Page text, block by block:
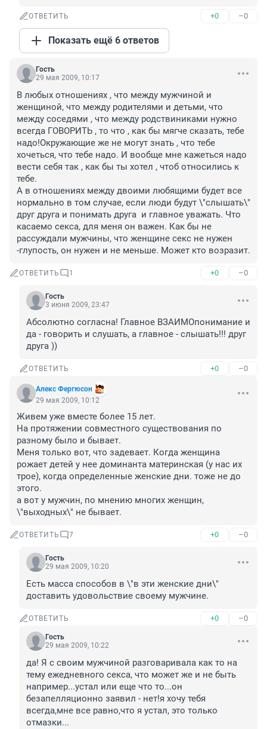
ОТВЕТИТЬ +0 –0
Показать ещё 6 ответов
Гость
29 мая 2009, 10:17
В любых отношениях , что между мужчиной и
женщиной, что между родителями и детьми, что
между соседями , что между родствиниками нужно
всегда ГОВОРИТЬ , то что , как бы мягче сказать, тебе
надо!Окружающие же не могут знать , что тебе
хочеться, что тебе надо. И вообще мне кажеться надо
вести себя так , как бы ты хотел , чтоб относились к
тебе.
А в отношениях между двоими любящими будет все
нормально в том случае, если люди будут \"слышать\"
друг друга и понимать друга  и главное уважать. Что
касаемо секса, для меня он важен. Как бы не
рассуждали мужчины, что женщине секс не нужен
-глупость, он нужен и не меньше. Может кто возразит.
ОТВЕТИТЬ 1 +0 –0
Гость
3 июня 2009, 23:47
Абсолютно согласна! Главное ВЗАИМОпонимание и
да - говорить и слушать, а главное - слышать!!! друг
друга ))
ОТВЕТИТЬ +0 –0
Алекс Фергюсон
29 мая 2009, 10:12
Живем уже вместе более 15 лет.
На протяжении совместного существования по
разному было и бывает.
Меня только вот, что задевает. Когда женщина
рожает детей у нее доминанта материнская (у нас их
трое), когда определенные женские дни. тоже не до
этого.
а вот у мужчин, по мнению многих женщин,
ОТВЕТИТЬ 7 +0 –0
Гость
29 мая 2009, 10:20
Есть масса способов в \"в эти женские дни\"
доставить удовольствие своему мужчине.
ОТВЕТИТЬ +0 –0
Гость
29 мая 2009, 10:22
да! Я с своим мужчиной разговаривала как то на
тему ежедневного секса, что может же и не быть
например...устал или еще что то...он
безапелляционно заявил - нет!я хочу тебя
всегда,мне все равно,что я устал, это только
отмазки...